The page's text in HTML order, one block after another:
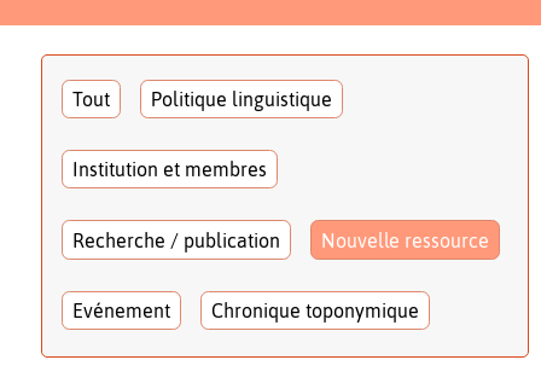
Tout Politique linguistique
Institution et membres
Recherche / publication Nouvelle ressource
Evénement Chronique toponymique